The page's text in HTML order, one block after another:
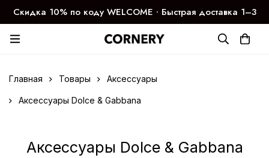
Скидка 10% по коду WELCOME ∙ Быстрая доставка 1–3
дня
Главная Товары Аксессуары
Аксессуары Dolce & Gabbana
Аксессуары Dolce & Gabbana